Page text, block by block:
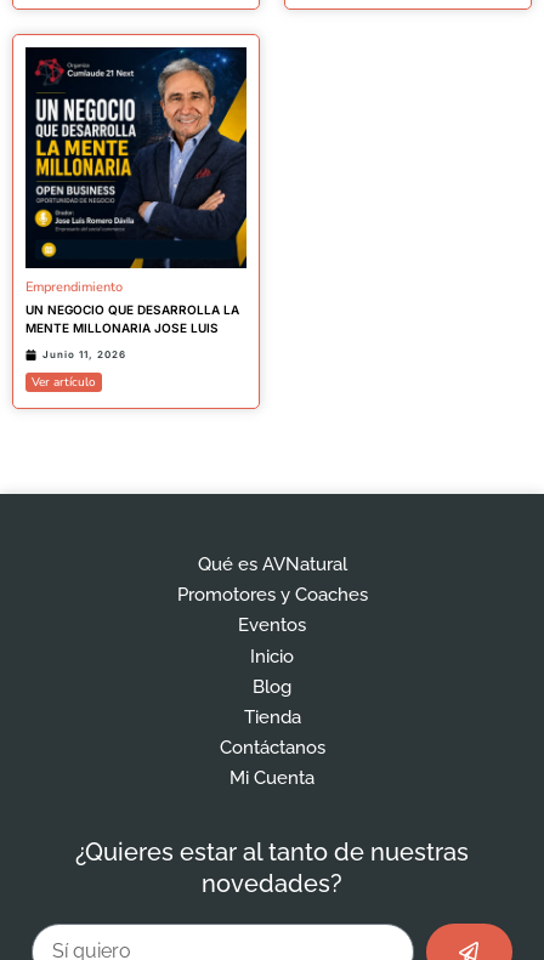
Emprendimiento
UN NEGOCIO QUE DESARROLLA LA
MENTE MILLONARIA JOSE LUIS
Junio 11, 2026
Ver artículo
Qué es AVNatural
Promotores y Coaches
Eventos
Inicio
Blog
Tienda
Contáctanos
Mi Cuenta
¿Quieres estar al tanto de nuestras
novedades?
Email Enviar